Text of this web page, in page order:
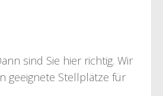
sind Sie hier richtig. Wir
geeignete Stellplätze für